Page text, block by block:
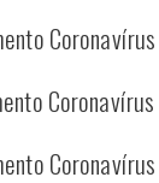
Coronavírus
Coronavírus
Coronavírus